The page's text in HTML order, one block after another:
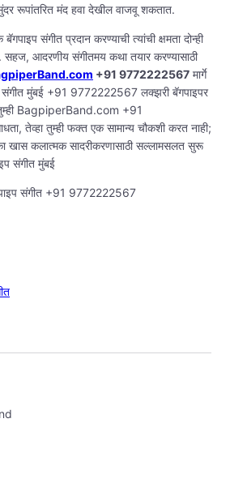
रूपांतरित मंद हवा देखील वाजवू शकतात.
बॅगपाइप संगीत प्रदान करण्याची त्यांची क्षमता दोन्ही
आदरणीय संगीतमय कथा तयार करण्यासाठी
+91 9772222567 मार्गे
संगीत मुंबई +91 9772222567 लक्झरी बॅगपाइपर
BagpiperBand.com +91
तेव्हा तुम्ही फक्त एक सामान्य चौकशी करत नाही;
खास कलात्मक सादरीकरणासाठी सल्लामसलत सुरू
संगीत मुंबई
संगीत +91 9772222567